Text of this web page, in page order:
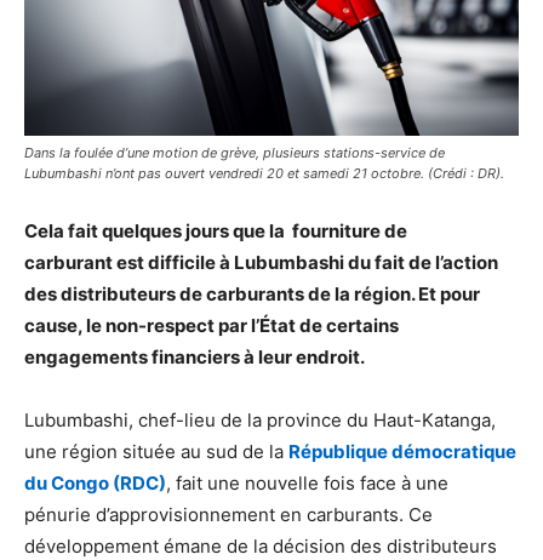
Dans la foulée d’une motion de grève, plusieurs stations-service de
Lubumbashi n’ont pas ouvert vendredi 20 et samedi 21 octobre. (Crédi : DR).
Cela fait quelques jours que la fourniture de
carburant est difficile à Lubumbashi du fait de l’action
des distributeurs de carburants de la région. Et pour
cause, le non-respect par l’État de certains
engagements financiers à leur endroit.
Lubumbashi, chef-lieu de la province du Haut-Katanga,
une région située au sud de la République démocratique
du Congo (RDC), fait une nouvelle fois face à une
pénurie d’approvisionnement en carburants. Ce
développement émane de la décision des distributeurs